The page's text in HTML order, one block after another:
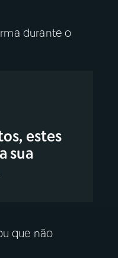
durante o
estes
sua
que não